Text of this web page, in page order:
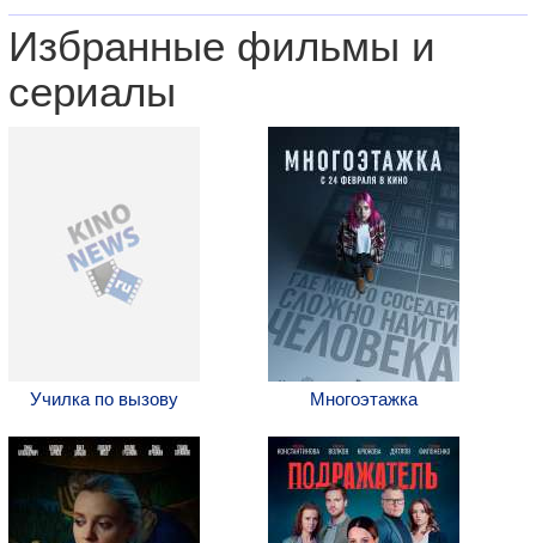
Избранные фильмы и
сериалы
Училка по вызову Многоэтажка